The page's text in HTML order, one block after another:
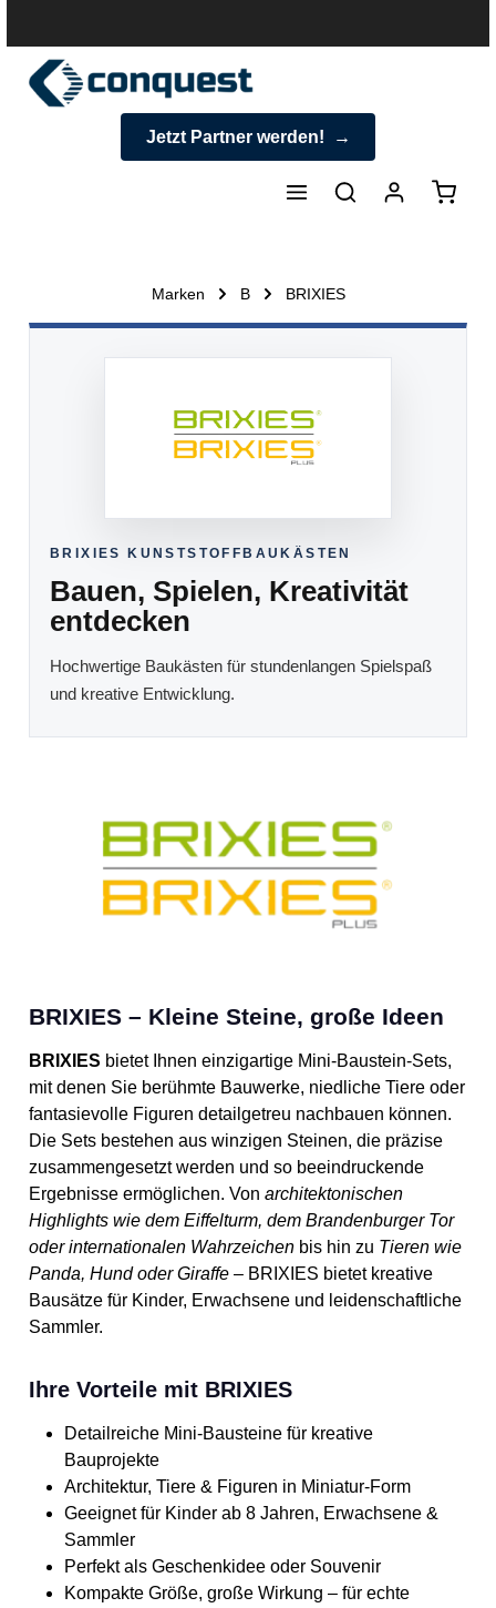
Jetzt Partner werden!
Marken B BRIXIES
BRIXIES KUNSTSTOFFBAUKÄSTEN
Bauen, Spielen, Kreativität
entdecken
Hochwertige Baukästen für stundenlangen Spielspaß
und kreative Entwicklung.
BRIXIES – Kleine Steine, große Ideen
BRIXIES bietet Ihnen einzigartige Mini-Baustein-Sets,
mit denen Sie berühmte Bauwerke, niedliche Tiere oder
fantasievolle Figuren detailgetreu nachbauen können.
Die Sets bestehen aus winzigen Steinen, die präzise
zusammengesetzt werden und so beeindruckende
Ergebnisse ermöglichen. Von architektonischen
Highlights wie dem Eiffelturm, dem Brandenburger Tor
oder internationalen Wahrzeichen bis hin zu Tieren wie
Panda, Hund oder Giraffe – BRIXIES bietet kreative
Bausätze für Kinder, Erwachsene und leidenschaftliche
Sammler.
Ihre Vorteile mit BRIXIES
Detailreiche Mini-Bausteine für kreative
Bauprojekte
Architektur, Tiere & Figuren in Miniatur-Form
Geeignet für Kinder ab 8 Jahren, Erwachsene &
Sammler
Perfekt als Geschenkidee oder Souvenir
Kompakte Größe, große Wirkung – für echte